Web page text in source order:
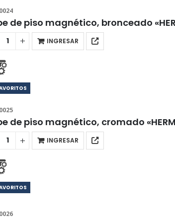
de piso magnético, bronceado
INGRESAR
de piso magnético, cromado
INGRESAR